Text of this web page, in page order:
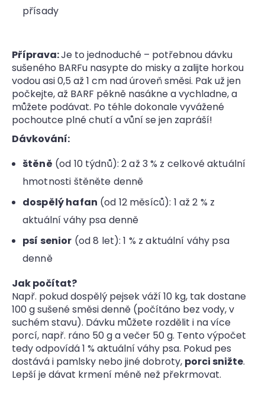
přísady
Příprava:Je to jednoduché – potřebnou dávku
sušeného BARFu nasypte do misky a zalijte horkou
vodou asi 0,5 až 1 cm nad úroveň směsi. Pak už jen
počkejte, až BARF pěkně nasákne a vychladne, a
můžete podávat. Po téhle dokonale vyvážené
pochoutce plné chutí a vůní se jen zapráší!
Dávkování:
štěně (od 10 týdnů): 2 až 3 % z celkové aktuální
hmotnosti štěněte denně
dospělý hafan (od 12 měsíců): 1 až 2 % z
aktuální váhy psa denně
psí senior (od 8 let): 1 % z aktuální váhy psa
denně
Jak počítat?
Např. pokud dospělý pejsek váží 10 kg, tak dostane
100 g sušené směsi denně (počítáno bez vody, v
suchém stavu). Dávku můžete rozdělit i na více
porcí, např. ráno 50 g a večer 50 g. Tento výpočet
tedy odpovídá 1 % aktuální váhy psa. Pokud pes
dostává i pamlsky nebo jiné dobroty, porci snižte.
Lepší je dávat krmení méně než překrmovat.